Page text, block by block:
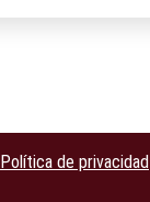
Política de privacidad